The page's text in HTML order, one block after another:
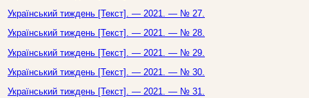
Український тиждень [Текст]. — 2021. — № 27.
Український тиждень [Текст]. — 2021. — № 28.
Український тиждень [Текст]. — 2021. — № 29.
Український тиждень [Текст]. — 2021. — № 30.
Український тиждень [Текст]. — 2021. — № 31.